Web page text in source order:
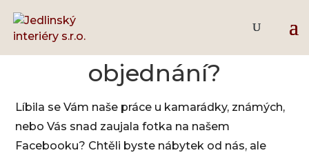
Jak to u nás chodí při
objednání?
Líbila se Vám naše práce u kamarádky, známých,
nebo Vás snad zaujala fotka na našem
Facebooku? Chtěli byste nábytek od nás, ale